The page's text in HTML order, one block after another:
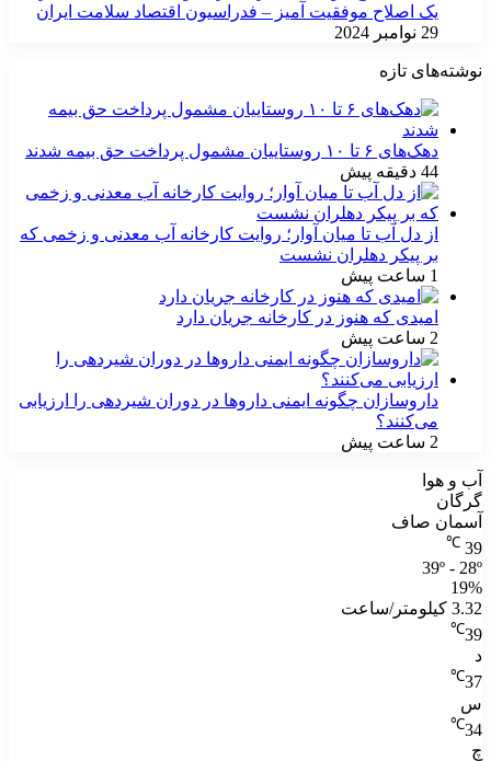
یک اصلاح موفقیت آمیز – فدراسیون اقتصاد سلامت ایران
29 نوامبر 2024
نوشته‌های تازه
دهک‌های ۶ تا ۱۰ روستاییان مشمول پرداخت حق بیمه شدند
44 دقیقه پیش
از دل آب تا میان آوار؛ روایت کارخانه آب معدنی و زخمی که
بر پیکر دهلران نشست
1 ساعت پیش
امیدی که هنوز در کارخانه جریان دارد
2 ساعت پیش
داروسازان چگونه ایمنی داروها در دوران شیردهی را ارزیابی
می‌کنند؟
2 ساعت پیش
آب و هوا
گرگان
آسمان صاف
39
℃
39º - 28º
19%
3.32 کیلومتر/ساعت
39
℃
د
37
℃
س
34
℃
چ